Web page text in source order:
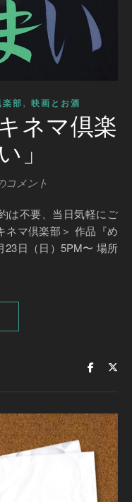
部, 映画とお酒
ネマ倶楽
」
コメント
ネマ倶楽部＞ 作品『め
23日（日）5PM〜 場所